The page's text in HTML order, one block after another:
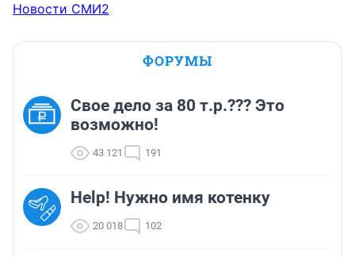
Новости СМИ2
ФОРУМЫ
Свое дело за 80 т.р.??? Это
возможно!
43 121 191
Help! Нужно имя котенку
20 018 102